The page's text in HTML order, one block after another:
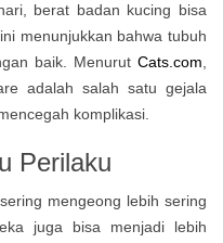
berat badan kucing bisa
menunjukkan bahwa tubuh
baik. Menurut Cats.com,
adalah salah satu gejala
komplikasi.
Perilaku
mengeong lebih sering
juga bisa menjadi lebih